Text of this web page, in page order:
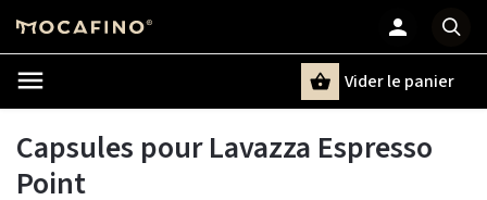
Chercher
Vider le panier
Capsules pour Lavazza Espresso
Point